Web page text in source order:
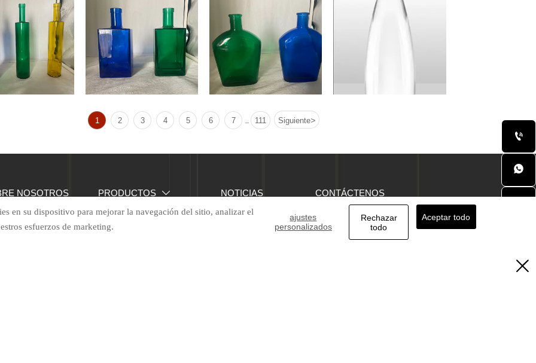
1 2 3 4 5 6 7 ... 111 Siguiente>
NOSOTROS PRODUCTOS  NOTICIAS CONTÁCTENOS



en su dispositivo para mejorar la navegación del sitio, analizar el
esfuerzos de marketing.
ajustes
personalizados
Rechazar
todo
Aceptar todo